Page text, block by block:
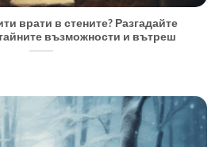
врати в стените? Разгадайте
възможности и вътреш